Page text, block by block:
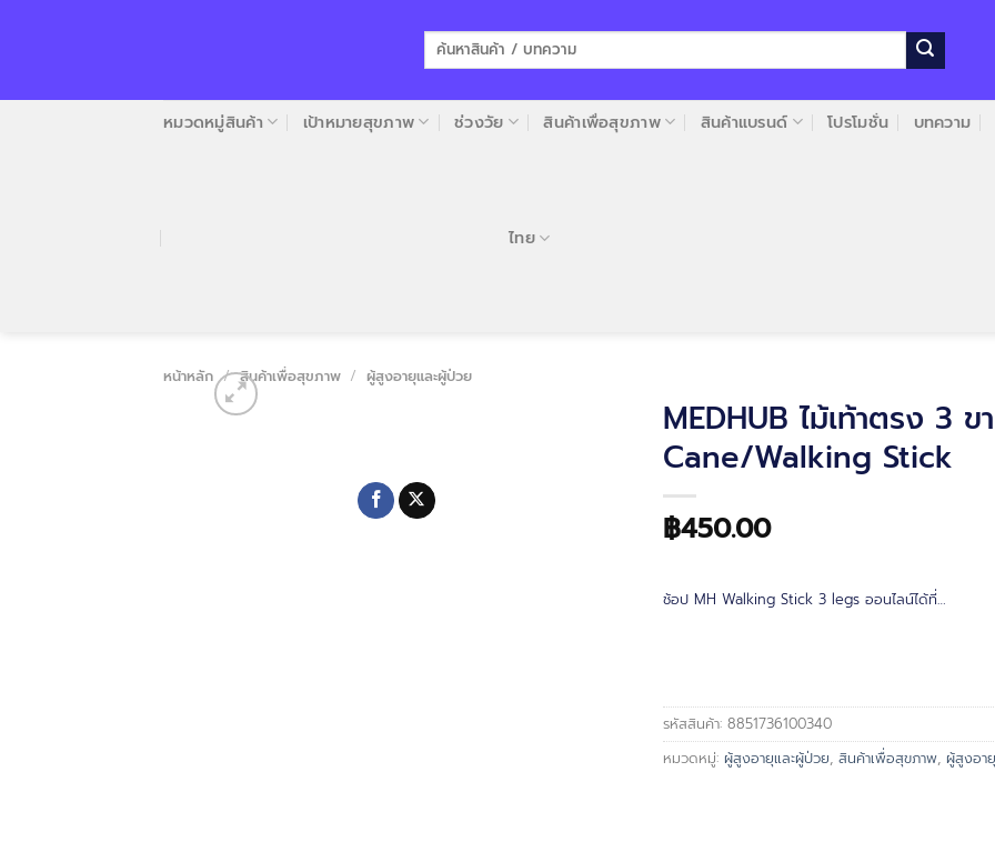
ค้นหา:
หมวดหมู่สินค้า เป้าหมายสุขภาพ ช่วงวัย สินค้าเพื่อสุขภาพ สินค้าแบรนด์ โปรโมชั่น บทความ
ไทย
หน้าหลัก / สินค้าเพื่อสุขภาพ / ผู้สูงอายุและผู้ป่วย
MEDHUB ไม้เท้าตรง 3
Cane/Walking Stick
฿450.00
ช้อป MH Walking Stick 3 legs ออนไลน์ได้ที่…
รหัสสินค้า: 8851736100340
หมวดหมู่: ผู้สูงอายุและผู้ป่วย, สินค้าเพื่อสุขภาพ, ผู้สูงอายุ